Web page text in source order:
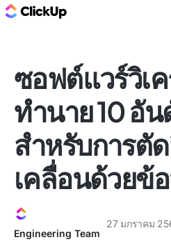
ซอฟต์แวร์วิเค
ทำนาย 10 อั
สำหรับการตั
เคลื่อนด้วยข้
Engineering Team
27 มกราคม